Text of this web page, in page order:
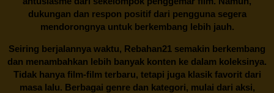
dukungan dan respon positif dari pengguna segera
mendorongnya untuk berkembang lebih jauh.
Seiring berjalannya waktu, Rebahan21 semakin berkembang
dan menambahkan lebih banyak konten ke dalam koleksinya.
Tidak hanya film-film terbaru, tetapi juga klasik favorit dari
masa lalu. Berbagai genre dan kategori, mulai dari aksi,